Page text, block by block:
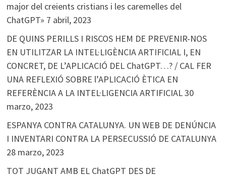
major del creients cristians i les caremelles del
ChatGPT» 7 abril, 2023
DE QUINS PERILLS I RISCOS HEM DE PREVENIR-NOS
EN UTILITZAR LA INTEL·LIGÈNCIA ARTIFICIAL I, EN
CONCRET, DE L’APLICACIÓ DEL ChatGPT…? / CAL FER
UNA REFLEXIÓ SOBRE l’APLICACIÓ ÈTICA EN
REFERÈNCIA A LA INTEL·LIGENCIA ARTIFICIAL30
marzo, 2023
ESPANYA CONTRA CATALUNYA. UN WEB DE DENÚNCIA
I INVENTARI CONTRA LA PERSECUSSIÓ DE CATALUNYA
28 marzo, 2023
TOT JUGANT AMB EL ChatGPT DES DE